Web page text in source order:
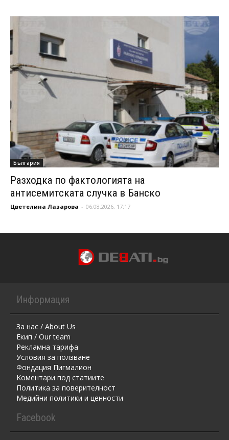
България
Разходка по фактологията на
антисемитската случка в Банско
Цветелина Лазарова - 06.08.2026, 17:17
Информация
За нас / About Us
Екип / Our team
Рекламна тарифа
Условия за ползване
Фондация Пигмалион
Kоментaри под статиите
Политика за поверителност
Медийни политики и ценности
Facebook